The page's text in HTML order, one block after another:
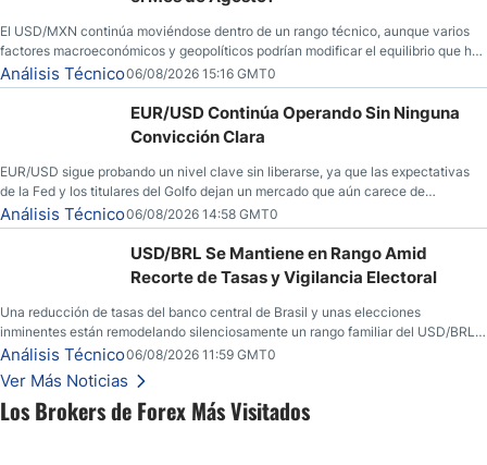
Los Brokers de Forex Más Visitados
El USD/MXN continúa moviéndose dentro de un rango técnico, aunque varios
factores macroeconómicos y geopolíticos podrían modificar el equilibrio que ha
dominado al mercado en las últimas semanas.
Análisis Técnico06/08/2026 15:16 GMT0
EUR/USD Continúa Operando Sin Ninguna
Convicción Clara
EUR/USD sigue probando un nivel clave sin liberarse, ya que las expectativas
de la Fed y los titulares del Golfo dejan un mercado que aún carece de
convicción real.
Análisis Técnico06/08/2026 14:58 GMT0
USD/BRL Se Mantiene en Rango Amid
Recorte de Tasas y Vigilancia Electoral
Una reducción de tasas del banco central de Brasil y unas elecciones
inminentes están remodelando silenciosamente un rango familiar del USD/BRL.
Una reducción de tasas por parte del banco central de Brasil y unas elecciones
inminentes están remodelando silenciosamente un rango familiar del USD/BRL.
Esto es lo que los traders están observando a continuación.
Análisis Técnico06/08/2026 11:59 GMT0
Ver Más Noticias